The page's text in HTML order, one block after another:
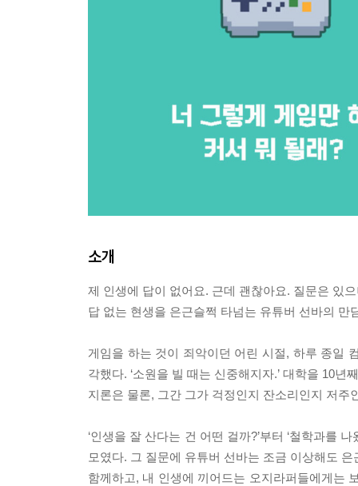
소개
제 인생에 답이 없어요. 근데 괜찮아요. 질문은 있
답 없는 현생을 은근슬쩍 타넘는 유튜버 선바의 만
게임을 하는 것이 죄악이던 어린 시절, 하루 종일
각했다. ‘소원을 빌 때는 신중해지자.’ 대학을 10
지론은 물론, 그간 그가 걱정인지 잔소리인지 저
‘인생을 잘 산다는 건 어떤 걸까?’부터 ‘철학과를
모였다. 그 질문에 유튜버 선바는 조금 이상해도
함께하고, 내 인생에 끼어드는 오지라퍼들에게는